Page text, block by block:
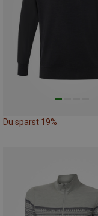
Du sparst 19%